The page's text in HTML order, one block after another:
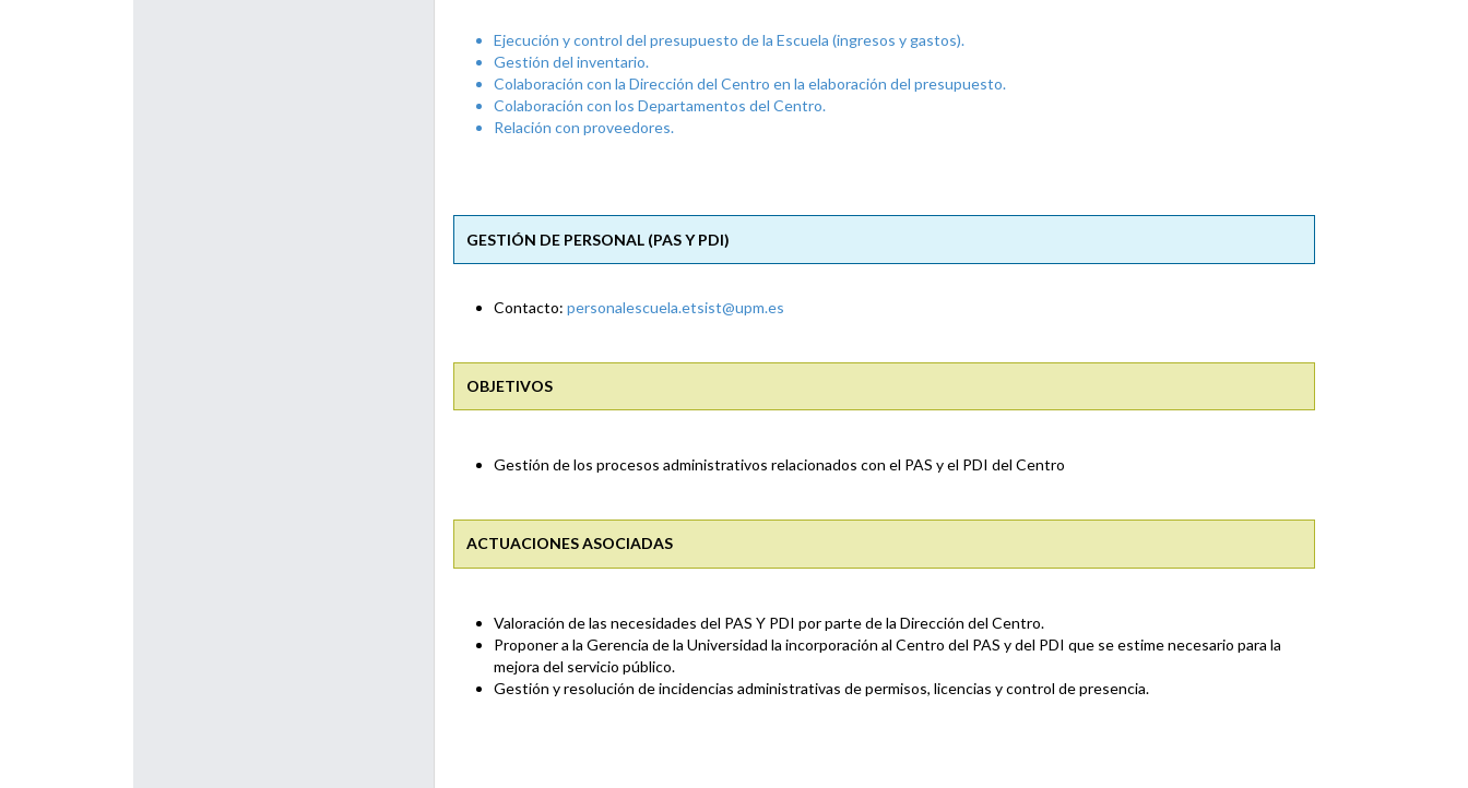
Ejecución y control del presupuesto de la Escuela (ingresos y gastos).
Gestión del inventario.
Colaboración con la Dirección del Centro en la elaboración del presupuesto.
Colaboración con los Departamentos del Centro.
Relación con proveedores.
GESTIÓN DE PERSONAL (PAS Y PDI)
Contacto: personalescuela.etsist@upm.es
OBJETIVOS
Gestión de los procesos administrativos relacionados con el PAS y el PDI del Centro
ACTUACIONES ASOCIADAS
Valoración de las necesidades del PAS Y PDI por parte de la Dirección del Centro.
Proponer a la Gerencia de la Universidad la incorporación al Centro del PAS y del PDI que se estime necesario para la
mejora del servicio público.
Gestión y resolución de incidencias administrativas de permisos, licencias y control de presencia.